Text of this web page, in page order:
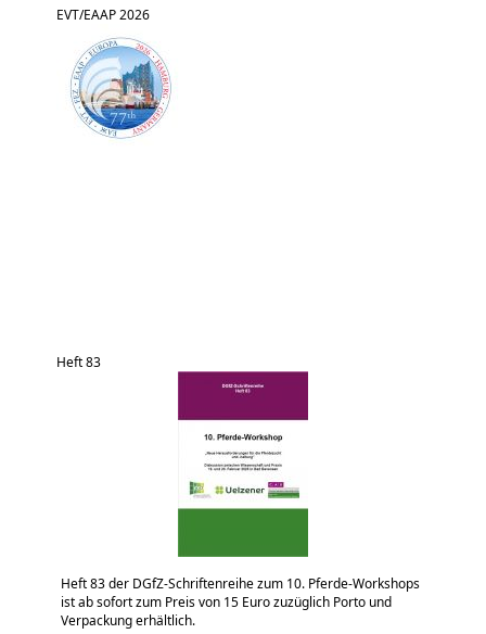
EVT/EAAP 2026
Heft 83
Heft 83 der DGfZ-Schriftenreihe zum 10. Pferde-Workshops
ist ab sofort zum Preis von 15 Euro zuzüglich Porto und
Verpackung erhältlich.